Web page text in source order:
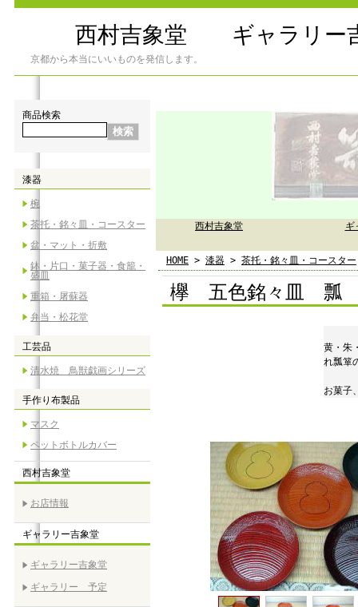
西村吉象堂 ギャラリー
京都から本当にいいものを発信します。
商品検索
漆器
椀
茶托・銘々皿・コースター
盆・マット・折敷
鉢・片口・菓子器・食籠・
盛皿
重箱・屠蘇器
弁当・松花堂
工芸品
清水焼 鳥獣戯画シリーズ
手作り布製品
マスク
ペットボトルカバー
西村吉象堂
お店情報
ギャラリー吉象堂
ギャラリー吉象堂
ギャラリー 予定
西村吉象堂 ギ
HOME > 漆器 > 茶托・銘々皿・コースター
欅 五色銘々皿 瓢
黄・朱
れ瓢箪
お菓子